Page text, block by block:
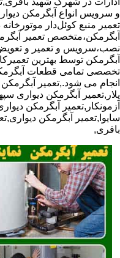
و سرویس انواع آبگرمکن
تعمیر منبع کوئل‌دار
آبگرمکن،متخصص تعمیر
نصب،سرویس و تعمیر و
آبگرمکن توسط بهترین
تخصصی تمامی قطعات
انجام می شود.,تعمیر آبگرمکن
پلار,تعمیر آبگرمکن دیواری
آزمونکار,تعمیر آبگرمکن
سایوا,تعمیر آبگرمکن
باقری,